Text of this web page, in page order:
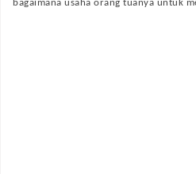
bagaimana usaha orang tuanya untuk